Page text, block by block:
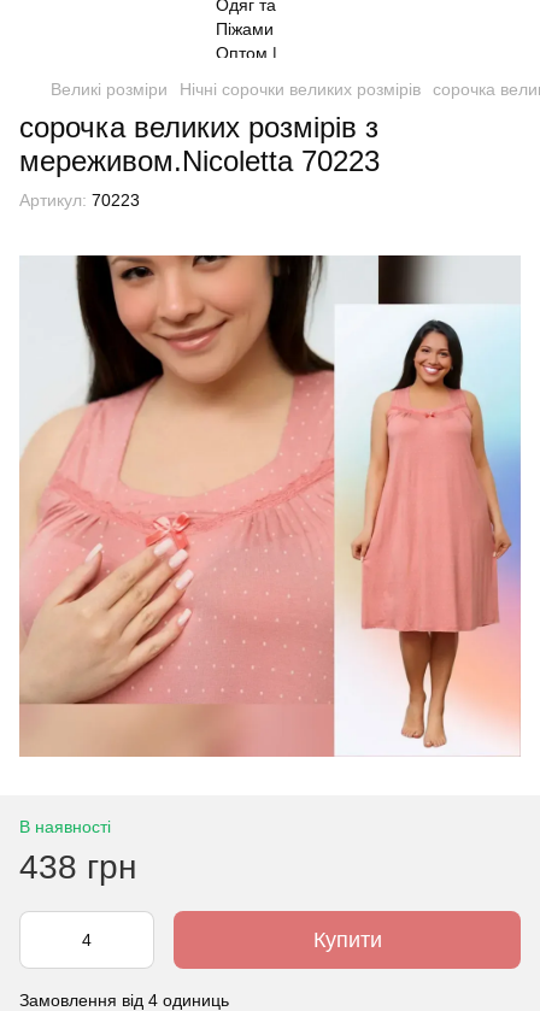
Великі розміри Нічні сорочки великих розмірів сорочка
сорочка великих розмірів з
мереживом.Nicoletta 70223
Артикул: 70223
В наявності
438 грн
Купити
Замовлення від 4 одиниць